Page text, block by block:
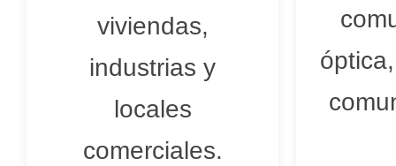
viviendas,
industrias y
locales
comerciales.